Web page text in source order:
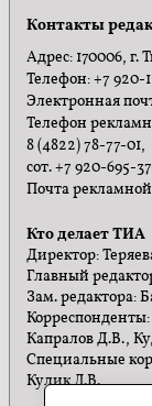
Контакты
Адрес: 170006, г.
Телефон: +7 920-
Электронная
Телефон
8 (4822) 78-77-01,
сот. +7 920-695-
Почта
Кто делает ТИА
Директор:
Главный
Зам. редактора:
Корреспонденты:
Капралов Д.В.,
Специальные
Кулик Л.В.